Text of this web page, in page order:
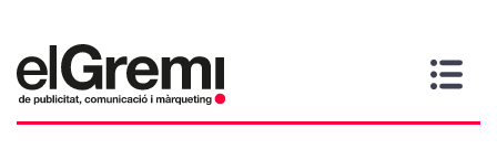
Inicio
Gremi Servicios
>
Contacta